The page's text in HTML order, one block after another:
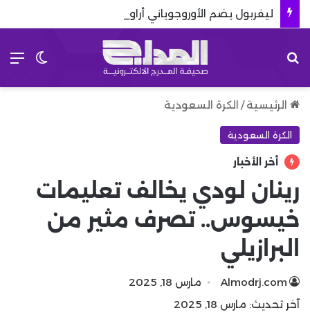
الرئيسية / الكرة السعودية
الكرة السعودية
أخر الأخبار
رينان لودي يخالف تعليمات
خيسوس.. تصرف مثير من
البرازيلي
Almodrj.com
مارس 18, 2025
آخر تحديث: مارس 18, 2025